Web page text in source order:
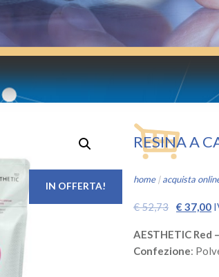
IN OFFERTA!
RESINA A
home|acquista
€52,73
Il
originale
era:
€ 37,00Il
è:
AESTHETIC Red
Confezione: